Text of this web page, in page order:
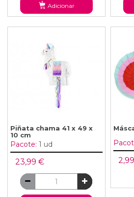
Adicionar
Piñata chama 41 x 49 x
10 cm
Pacote: 1 ud
23,99 €